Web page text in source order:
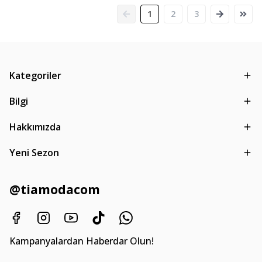
1 2 3
Kategoriler
Bilgi
Hakkımızda
Yeni Sezon
@tiamodacom
Kampanyalardan Haberdar Olun!